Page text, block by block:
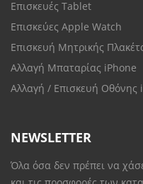
Επισκευές Tablet
Επισκεύες Apple Watch
Επισκευή Μητρικής
Αλλαγή Μπαταρίας iPhone
Αλλαγή / Επισκευή Οθόνης
NEWSLETTER
Όλα όσα δεν πρέπει να